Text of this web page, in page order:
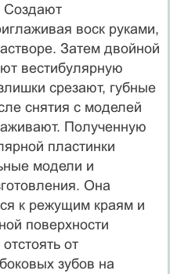
Создают
воск руками,
Затем двойной
вестибулярную
срезают, губные
снятия с моделей
Полученную
пластинки
модели и
Она
к режущим краям и
поверхности
от
зубов на